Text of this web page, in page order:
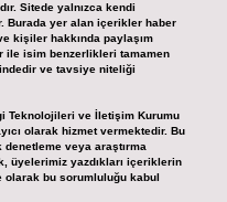
Sitede yalnızca kendi
Burada yer alan içerikler haber
kişiler hakkında paylaşım
ile isim benzerlikleri tamamen
ve tavsiye niteliği
Teknolojileri ve İletişim Kurumu
olarak hizmet vermektedir. Bu
veya araştırma
üyelerimiz yazdıkları içeriklerin
olarak bu sorumluluğu kabul